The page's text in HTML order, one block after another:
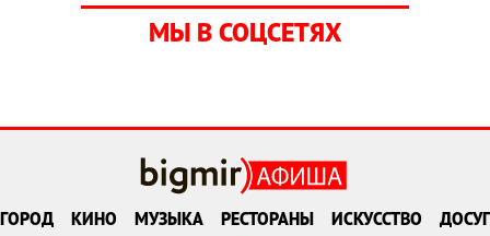
МЫ В СОЦСЕТЯХ
ГОРОД КИНО МУЗЫКА РЕСТОРАНЫ ИСКУССТВО ДОСУГ